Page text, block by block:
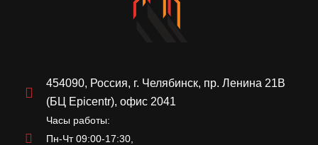
454090, Россия, г. Челябинск, пр. Ленина 21В
(БЦ Epicentr), офис 2041
Часы работы:
Пн-Чт 09:00-17:30,